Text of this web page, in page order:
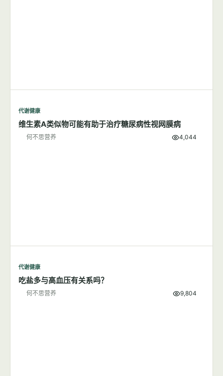
代谢健康
维生素A类似物可能有助于治疗糖尿病性视网膜病
何不思营养 4,044
代谢健康
吃盐多与高血压有关系吗？
何不思营养 9,804